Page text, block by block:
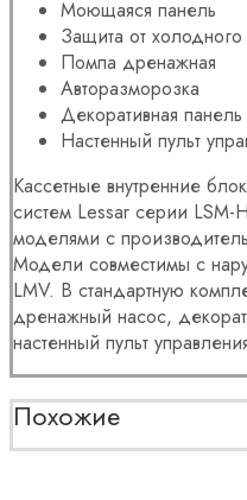
Моющаяся панель
Защита от холодного
Помпа дренажная
Авторазморозка
Декоративная панель
Настенный пульт
Кассетные внутренние
систем Lessar серии LSM-
моделями с
Модели совместимы с
LMV. В стандартную
дренажный насос,
настенный пульт
Похожие